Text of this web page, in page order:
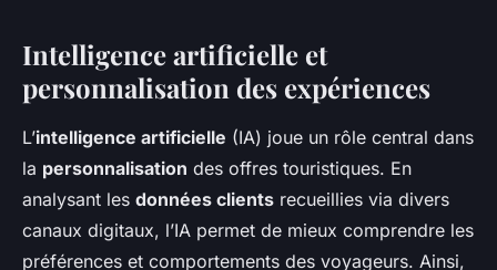
Intelligence artificielle et
personnalisation des expériences
L’intelligence artificielle (IA) joue un rôle central dans
la personnalisation des offres touristiques. En
analysant les données clients recueillies via divers
canaux digitaux, l’IA permet de mieux comprendre les
préférences et comportements des voyageurs. Ainsi,